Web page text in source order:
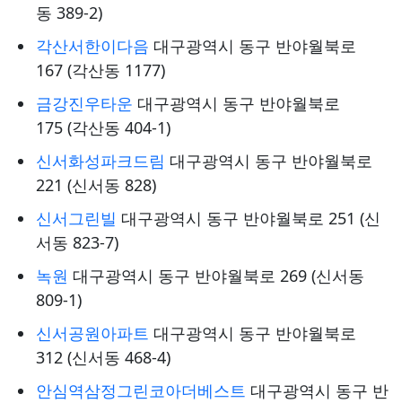
동 389-2)
각산서한이다음 대구광역시 동구 반야월북로
167 (각산동 1177)
금강진우타운 대구광역시 동구 반야월북로
175 (각산동 404-1)
신서화성파크드림 대구광역시 동구 반야월북로
221 (신서동 828)
신서그린빌 대구광역시 동구 반야월북로 251 (신
서동 823-7)
녹원 대구광역시 동구 반야월북로 269 (신서동
809-1)
신서공원아파트 대구광역시 동구 반야월북로
312 (신서동 468-4)
안심역삼정그린코아더베스트 대구광역시 동구 반